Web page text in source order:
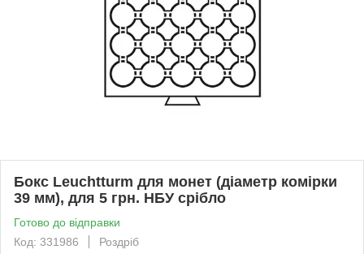
Бокс Leuchtturm для монет (діаметр комірки
39 мм), для 5 грн. НБУ срібло
Готово до відправки
Код: 331986
Роздріб